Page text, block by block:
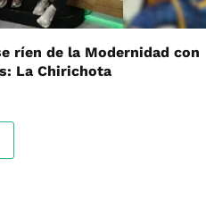
ríen de la Modernidad con
La Chirichota